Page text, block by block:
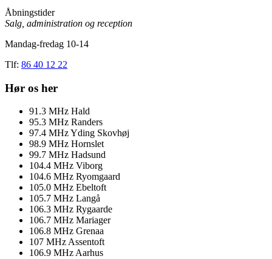
Åbningstider
Salg, administration og reception
Mandag-fredag 10-14
Tlf: 86 40 12 22
Hør os her
91.3 MHz Hald
95.3 MHz Randers
97.4 MHzYding Skovhøj
98.9 MHz Hornslet
99.7 MHz Hadsund
104.4 MHz Viborg
104.6 MHz Ryomgaard
105.0 MHz Ebeltoft
105.7 MHz Langå
106.3 MHz Rygaarde
106.7 MHz Mariager
106.8 MHz Grenaa
107 MHzAssentoft
106.9 MHzAarhus